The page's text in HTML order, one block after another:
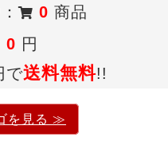
0 商品
0 円
で送料無料!!
を見る ≫